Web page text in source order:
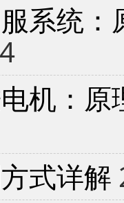
系统
机：
式详解